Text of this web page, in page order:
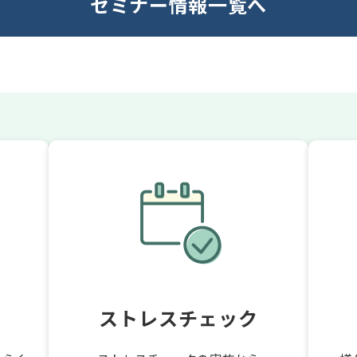
セミナー情報一覧へ
ストレスチェック